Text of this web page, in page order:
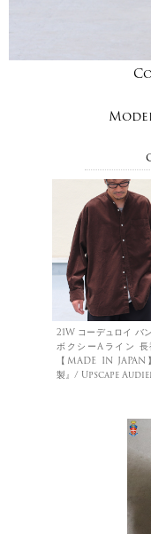
21W コーデュロイ バ
ボクシーAライン 長
【MADE IN
製』/ Upscape